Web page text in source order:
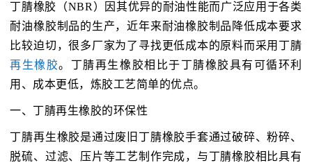
丁腈橡胶（NBR）因其优异的耐油性能而广泛应用于各类
耐油橡胶制品的生产，近年来耐油橡胶制品降低成本要求
比较迫切，很多厂家为了寻找更低成本的原料而采用丁腈
再生橡胶。丁腈再生橡胶相比于丁腈橡胶具有可循环利
用、成本更低，炼胶工艺简单的优点。
一、丁腈再生橡胶的环保性
丁腈再生橡胶是通过废旧丁腈橡胶手套通过破碎、粉碎、
脱硫、过滤、压片等工艺制作完成，与丁腈橡胶相比具有